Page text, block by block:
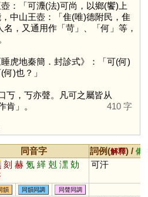
「可灋(法)可尚，以鄉(饗)上
中山王壺：「隹(唯)德附民，隹
名，又通用作「苛」、「何 」等，
睡虎地秦簡．封診式》：「可(何)
)也？」
，丂亦聲。凡可之屬皆从
肯」。
410 字
同音字 詞例(解釋) / 備
刻 赫 氪 緙 剋 潶 勀
可汗
韻 同韻同調 同聲同調